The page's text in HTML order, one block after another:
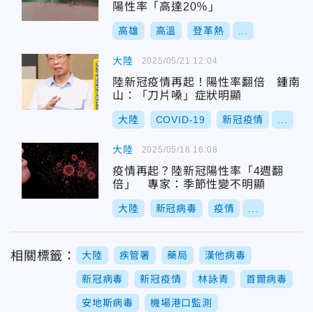
陽性率「高達20％」
高雄 高溫 登革熱
大陸
陸新冠疫情再起！陽性率翻倍 鍾南
山：「刀片嗓」症狀明顯
大陸 COVID-19 新冠疫情
2025/05/21 12:04
大陸
疫情再起？陸新冠陽性率「4週翻
倍」 專家：季節性變不明顯
大陸 新冠病毒 疫情
2025/05/18 16:08
相關標籤： 大陸 疾管署 藥局 漢他病毒
新冠病毒 新冠疫情 林詠青 首爾病毒
安地斯病毒 機場港口監測